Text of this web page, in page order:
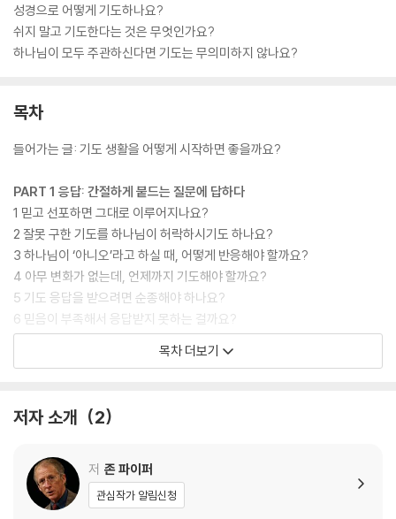
성경으로 어떻게 기도하나요?
쉬지 말고 기도한다는 것은 무엇인가요?
하나님이 모두 주관하신다면 기도는 무의미하지 않나요?
목차
들어가는 글: 기도 생활을 어떻게 시작하면 좋을까요?
PART 1 응답: 간절하게 붙드는 질문에 답하다
1 믿고 선포하면 그대로 이루어지나요?
2 잘못 구한 기도를 하나님이 허락하시기도 하나요?
3 하나님이 ‘아니오’라고 하실 때, 어떻게 반응해야 할까요?
4 아무 변화가 없는데, 언제까지 기도해야 할까요?
5 기도 응답을 받으려면 순종해야 하나요?
6 믿음이 부족해서 응답받지 못하는 걸까요?
7 하나님이 제 기도를 들으시는데, 왜 여러 번 구해야 하나요?
9 기도로 ‘씨름’한다는 것은 무엇인가요?
11 성령 안에서 기도한다는 것은 무엇인가요?
12 쉬지 말고 기도한다는 것은 무엇인가요?
13 기도할 때 말을 적게 해야 하나요, 쉼 없이 해야 하나요?
목차 더보기
저자 소개 2
저 존 파이퍼
관심작가 알림신청